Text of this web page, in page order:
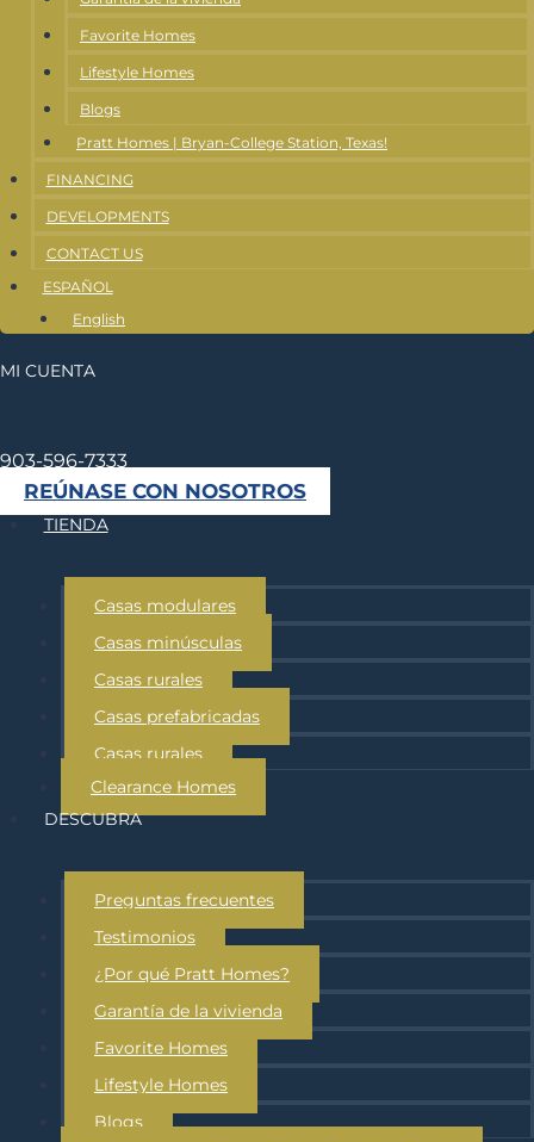
Favorite Homes
Lifestyle Homes
Blogs
Pratt Homes | Bryan-College Station, Texas!
FINANCING
DEVELOPMENTS
CONTACT US
ESPAÑOL
English
MI CUENTA
903-596-7333
REÚNASE CON NOSOTROS
TIENDA
Casas modulares
Casas minúsculas
Casas rurales
Casas prefabricadas
Casas rurales
Clearance Homes
DESCUBRA
Preguntas frecuentes
Testimonios
¿Por qué Pratt Homes?
Garantía de la vivienda
Favorite Homes
Lifestyle Homes
Blogs